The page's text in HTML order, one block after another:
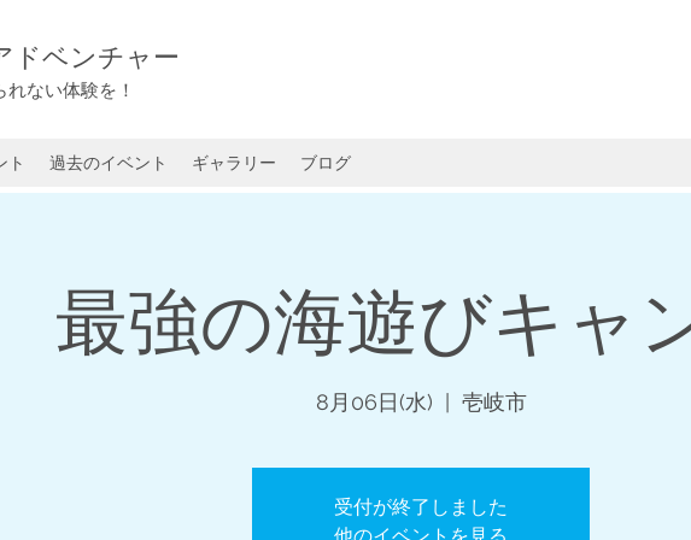
ドベンチャー
れない体験を！
ト 過去のイベント ギャラリー ブログ
最強の海遊びキャ
8月06日(水) 壱岐市
受付が終了しました